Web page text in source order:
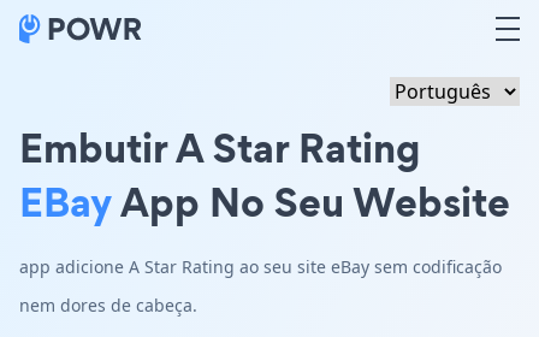
Embutir A Star Rating
EBayApp No Seu Website
app adicione A Star Rating ao seu site eBay sem codificação
nem dores de cabeça.